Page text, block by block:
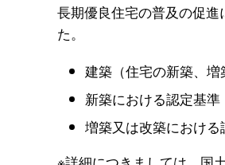
長期優良住宅の普及の促
た。
建築（住宅の新築、
新築における認定基
増築又は改築におけ